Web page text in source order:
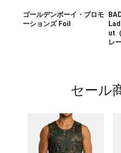
ゴールデンボーイ・プロモ
ーションズ Foil
ut
レー
セール